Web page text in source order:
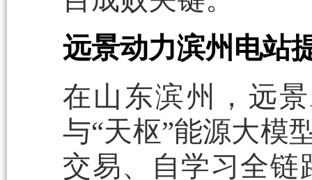
远景动力滨州电站
在山东滨州，远
与“天枢”能源大模
交易、自学习全链